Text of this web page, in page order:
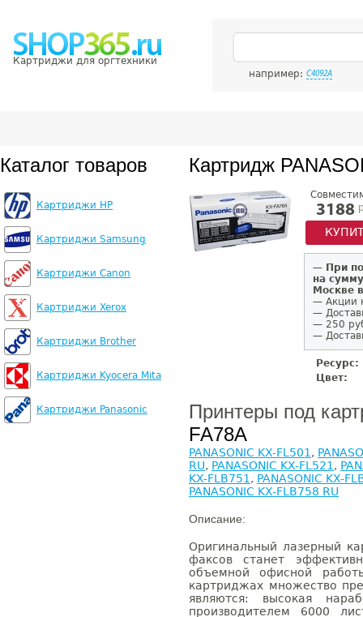
Картриджи для оргтехники
например: C4092A
Каталог товаров
Картриджи HP
Картриджи Samsung
Картриджи Canon
Картриджи Xerox
Картриджи Brother
Картриджи Kyocera Mita
Картриджи Panasonic
Картридж
3188
— При
на
Москве
— Акции
—
— 250
—
Ресурс:
Цвет:
Принтеры под
FA78A
PANASONIC KX-FL501 ,
RU, PANASONIC KX-FL521 ,
KX-FLB751 , PANASONIC KX-
PANASONIC KX-FLB758 RU
Описание:
Оригинальный лазерный
факсов станет
объемной офисной
картриджах множество
являются: высокая
производителем 6000